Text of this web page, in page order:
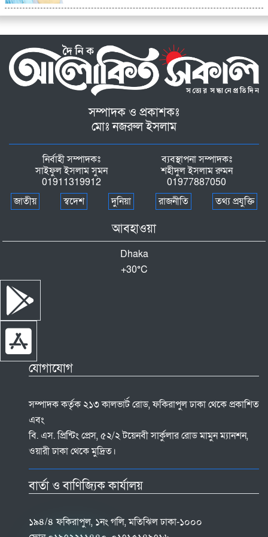
সম্পাদক ও প্রকাশকঃ
মোঃ নজরুল ইসলাম
নির্বাহী সম্পাদকঃ
সাইফুল ইসলাম সুমন
01911319912
ব্যবস্থাপনা সম্পাদকঃ
শহীদুল ইসলাম রুমন
01977887050
জাতীয়
স্বদেশ দুনিয়া রাজনীতি তথ্য প্রযুক্তি
আবহাওয়া
Dhaka
+30°C
যোগাযোগ
সম্পাদক কর্তৃক ২১৩ কালভার্ট রোড, ফকিরাপুল ঢাকা থেকে প্রকাশিত
এবং
বি. এস. প্রিন্টিং প্রেস, ৫২/২ টয়েনবী সার্কুলার রোড মামুন ম্যানশন,
ওয়ারী ঢাকা থেকে মুদ্রিত।
বার্তা ও বাণিজ্যিক কার্যালয়
১৯৪/৪ ফকিরাপুল, ১নং গলি, মতিঝিল ঢাকা-১০০০